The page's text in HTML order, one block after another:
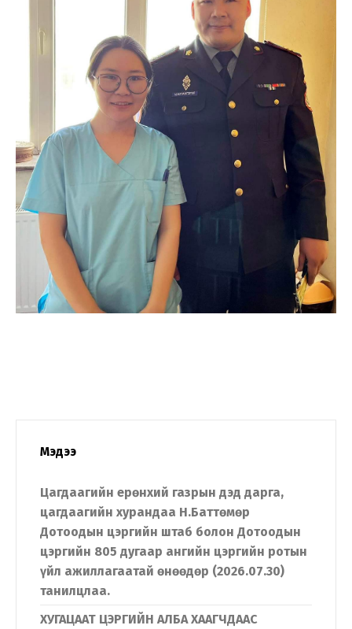
Мэдээ
Цагдаагийн ерөнхий газрын дэд дарга,
цагдаагийн хурандаа Н.Баттөмөр
Дотоодын цэргийн штаб болон Дотоодын
цэргийн 805 дугаар ангийн цэргийн ротын
үйл ажиллагаатай өнөөдөр (2026.07.30)
танилцлаа.
ХУГАЦААТ ЦЭРГИЙН АЛБА ХААГЧДААС